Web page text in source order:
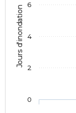
Jours d'inondation
0
2
4
6